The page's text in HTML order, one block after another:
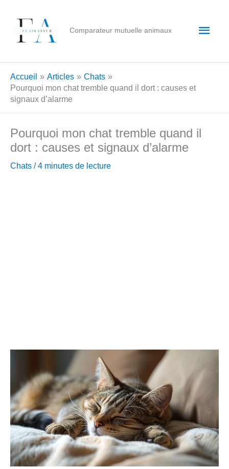
contenu
Comparateur mutuelle animaux
Accueil Articles
Chats
Pourquoi mon chat tremble quand il dort : causes et
signaux d’alarme
Pourquoi mon chat tremble quand il
dort : causes et signaux d’alarme
Chats /4 minutes de lecture